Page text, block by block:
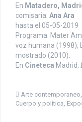
En Matadero,
comisaria: Ana Ara
hasta el 05-05-2019
Programa: Mater
voz humana (1998),
mostrado (2010).
En Cineteca Madrid:
Arte contemporaneo
Cuerpo y política